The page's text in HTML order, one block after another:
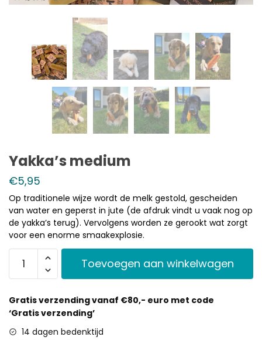
Yakka’s medium
€5,95
Op traditionele wijze wordt de melk gestold, gescheiden
van water en geperst in jute (de afdruk vindt u vaak nog op
de yakka’s terug). Vervolgens worden ze gerookt wat zorgt
voor een enorme smaakexplosie.
Toevoegen aan winkelwagen
Gratis verzending vanaf €80,- euro met code
‘Gratis verzending’
14 dagen bedenktijd